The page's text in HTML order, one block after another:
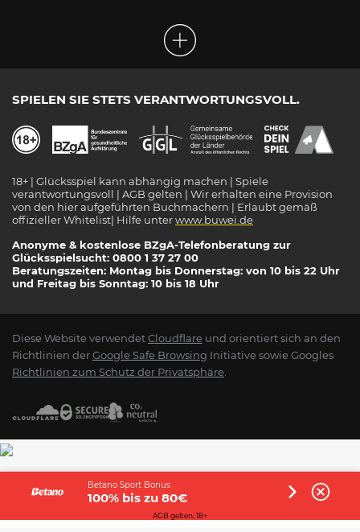
SPIELEN SIE STETS VERANTWORTUNGSVOLL.
18+ | Glücksspiel kann abhängig machen | Spiele
verantwortungsvoll | AGB gelten | Wir erhalten eine Provision
von den hier aufgeführten Buchmachern | Erlaubt gemäß
offizieller Whitelist| Hilfe unterwww.buwei.de
Anonyme & kostenlose BZgA-Telefonberatung zur
Glücksspielsucht: 0800 1 37 27 00
Beratungszeiten: Montag bis Donnerstag: von 10 bis 22 Uhr
und Freitag bis Sonntag: 10 bis 18 Uhr
Diese Website verwendetCloudflare und orientiert sich an den
Richtlinien derGoogle Safe Browsing Initiative sowie Googles
Richtlinien zum Schutz der Privatsphäre
Betano Sport Bonus
100% bis zu 80€
AGB gelten, 18+